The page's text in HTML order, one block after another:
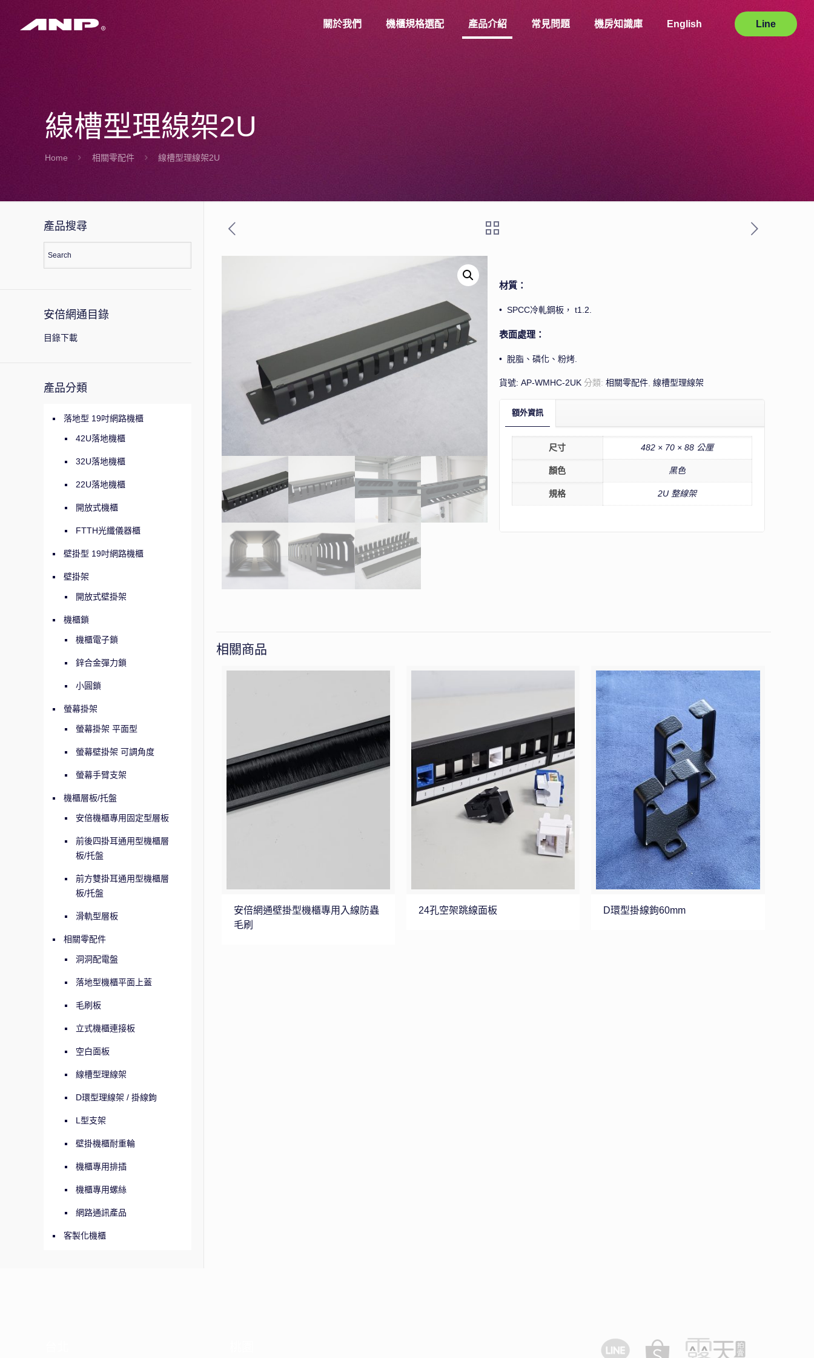
關於我們 機櫃規格選配 產品介紹 常見問題 機房知識庫 English Line
線槽型理線架2U
Home 相關零配件 線槽型理線架2U
材質：
• SPCC冷軋鋼板， t1.2.
表面處理：
• 脫脂、磷化、粉烤.
貨號: AP-WMHC-2UK 分類: 相關零配件, 線槽型理線架
額外資訊
尺寸 482 × 70 × 88 公厘
顏色 黑色
規格 2U 整線架
相關商品
安倍網通壁掛型機櫃專用入線防蟲
毛刷
24孔空架跳線面板 D環型掛線鉤60mm
產品搜尋
安倍網通目錄
目錄下載
產品分類
落地型 19吋網路機櫃
42U落地機櫃
32U落地機櫃
22U落地機櫃
開放式機櫃
FTTH光纖儀器櫃
壁掛型 19吋網路機櫃
壁掛架
開放式壁掛架
機櫃鎖
機櫃電子鎖
鋅合金彈力鎖
小圓鎖
螢幕掛架
螢幕掛架 平面型
螢幕壁掛架 可調角度
螢幕手臂支架
機櫃層板/托盤
安倍機櫃專用固定型層板
前後四掛耳通用型機櫃層
板/托盤
前方雙掛耳通用型機櫃層
板/托盤
滑軌型層板
相關零配件
洞洞配電盤
落地型機櫃平面上蓋
毛刷板
立式機櫃連接板
空白面板
線槽型理線架
D環型理線架 / 掛線鉤
L型支架
壁掛機櫃耐重輪
機櫃專用排插
機櫃專用螺絲
網路通訊產品
客製化機櫃